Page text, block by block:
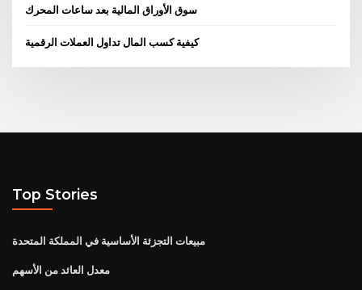
سوق الأوراق المالية بعد ساعات المحرك
كيفية كسب المال تداول العملات الرقمية
Top Stories
مبيعات التجزئة الأساسية في المملكة المتحدة
معدل العائد من الأسهم